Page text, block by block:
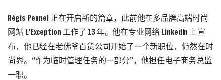
Régis Pennel 正在开启新的篇章，此前他在多品牌高端时尚
网站 L'Exception 工作了 13 年。他在专业网络 LinkedIn 上宣
布，他已经在老佛爷百货公司开始了一个新职位，仍然在时
尚界。“作为临时管理任务的一部分”，他担任电子商务总监
一职。